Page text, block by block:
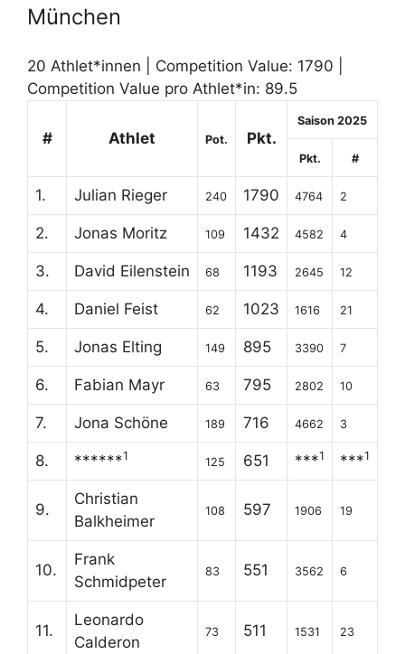
München
20 Athlet*innen | Competition Value: 1790 |
Competition Value pro Athlet*in: 89.5
# Athlet Pot. Pkt.
Saison 2025
Pkt. #
1. Julian Rieger 240 1790 4764 2
2. Jonas Moritz 109 1432 4582 4
3. David Eilenstein 68 1193 2645 12
4. Daniel Feist 62 1023 1616 21
5. Jonas Elting 149 895 3390 7
6. Fabian Mayr 63 795 2802 10
7. Jona Schöne 189 716 4662 3
8. ******1 125 651 ***1 ***1
9.
Christian
Balkheimer
108 597 1906 19
10.
Frank
Schmidpeter
83 551 3562 6
11.
Leonardo
Calderon
73 511 1531 23